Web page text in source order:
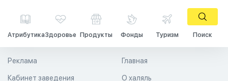
АтрибутикаЗдоровье Продукты Фонды Туризм Поиск
Главная
О халяль
Реклама
Кабинет заведения